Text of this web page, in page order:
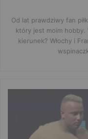
Od lat prawdziwy fan
który jest moim
kierunek? Włochy i